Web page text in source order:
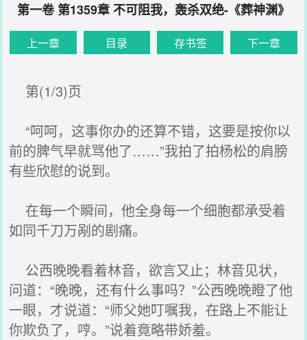
第一卷 第1359章 不可阻我，轰杀双绝-《葬神渊》
上一章 目录 存书签 下一章
第(1/3)页
“呵呵，这事你办的还算不错，这要是按你以
前的脾气早就骂他了……”我拍了拍杨松的肩膀
有些欣慰的说到。
在每一个瞬间，他全身每一个细胞都承受着
如同千刀万剐的剧痛。
公西晚晚看着林音，欲言又止；林音见状，
问道：“晚晚，还有什么事吗？”公西晚晚瞪了他
一眼，才说道：“师父她叮嘱我，在路上不能让
你欺负了，哼。”说着竟略带娇羞。